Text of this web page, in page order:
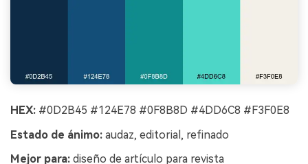
HEX: #0D2B45 #124E78 #0F8B8D #4DD6C8 #F3F0E8
Estado de ánimo: audaz, editorial, refinado
Mejor para: diseño de artículo para revista